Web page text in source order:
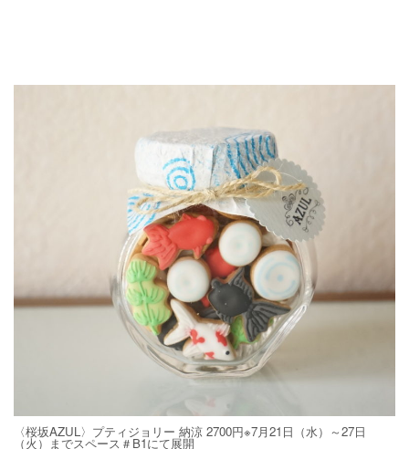
〈桜坂AZUL〉プティジョリー 納涼 2700円※7月21日（水）～27日
（火）までスペース＃B1にて展開